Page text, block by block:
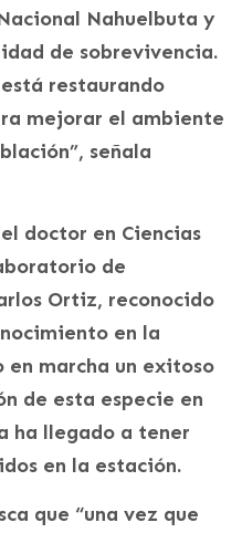
Nahuelbuta y
de sobrevivencia.
restaurando
mejorar el ambiente
señala
doctor en Ciencias
de
Ortiz, reconocido
en la
marcha un exitoso
de esta especie en
ha llegado a tener
en la estación.
que “una vez que